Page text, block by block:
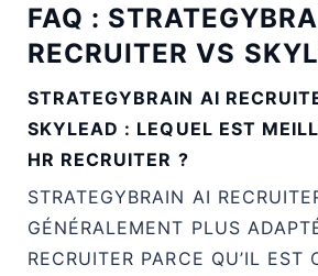
FAQ :
RECRUITER VS
STRATEGYBRAIN AI
SKYLEAD : LEQUEL EST
HR RECRUITER ?
STRATEGYBRAIN AI
GÉNÉRALEMENT PLUS
RECRUITER PARCE QU’IL EST